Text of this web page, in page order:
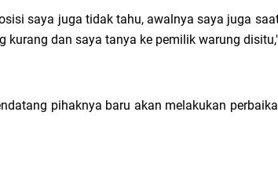
saya juga tidak tahu, awalnya saya juga
kurang dan saya tanya ke pemilik warung
pihaknya baru akan melakukan